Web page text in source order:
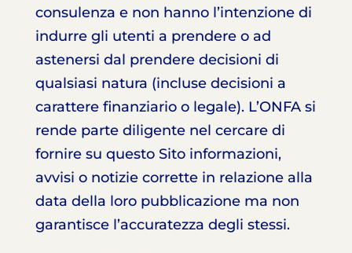
consulenza e non hanno l’intenzione di
indurre gli utenti a prendere o ad
astenersi dal prendere decisioni di
qualsiasi natura (incluse decisioni a
carattere finanziario o legale). L’ONFA si
rende parte diligente nel cercare di
fornire su questo Sito informazioni,
avvisi o notizie corrette in relazione alla
data della loro pubblicazione ma non
garantisce l’accuratezza degli stessi.